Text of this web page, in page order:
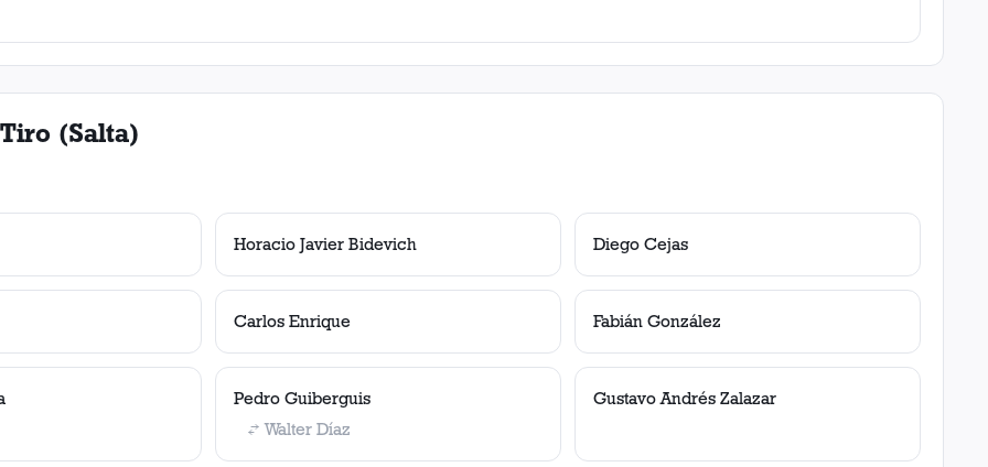
(Salta)
Horacio Javier Bidevich Diego Cejas
Carlos Enrique Fabián González
Pedro Guiberguis
Walter Díaz
Gustavo Andrés Zalazar